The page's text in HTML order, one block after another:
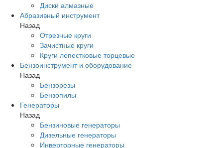
Диски алмазные
Абразивный инструмент
Назад
Отрезные круги
Зачистные круги
Круги лепестковые торцевые
Бензоинструмент и оборудование
Назад
Бензорезы
Бензопилы
Генераторы
Назад
Бензиновые генераторы
Дизельные генераторы
Инверторные генераторы